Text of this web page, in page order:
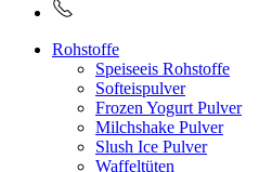
Rohstoffe
Speiseeis Rohstoffe
Softeispulver
Frozen Yogurt Pulver
Milchshake Pulver
Slush Ice Pulver
Waffeltüten